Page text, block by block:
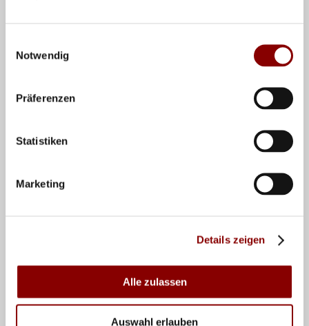
Notwendig
Präferenzen
Statistiken
Marketing
Details zeigen
Alle zulassen
Auswahl erlauben
Center
2-0
(21-
19)
2:0
21:17)
21:15)
21, 15-
9)
Uhr
Court
Ehlers/Wickler vs.
Dressler/Waller (AUT)
17, 21-
17)